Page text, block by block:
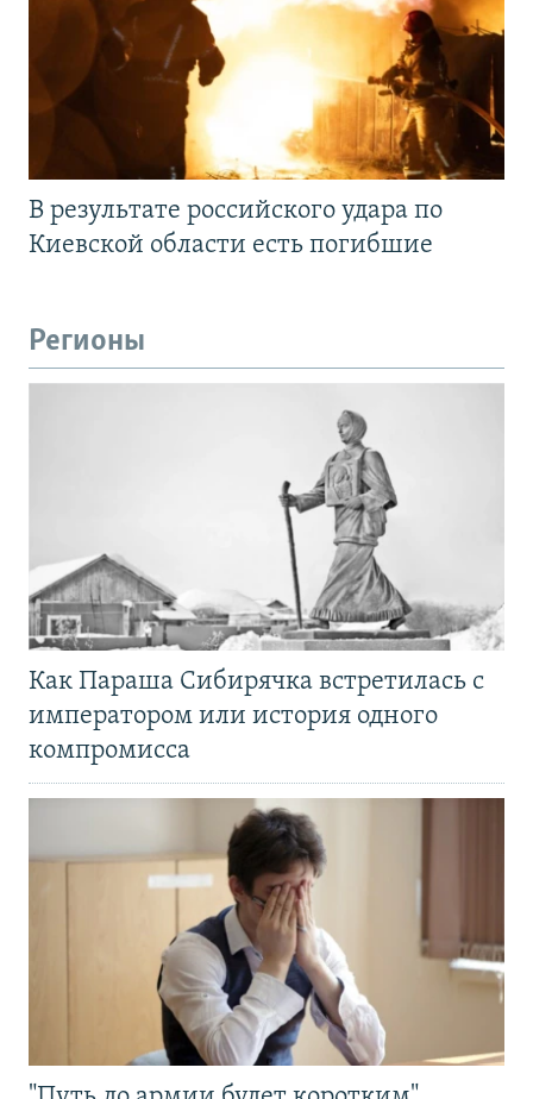
В результате российского удара по
Киевской области есть погибшие
Регионы
Как Параша Сибирячка встретилась с
императором или история одного
компромисса